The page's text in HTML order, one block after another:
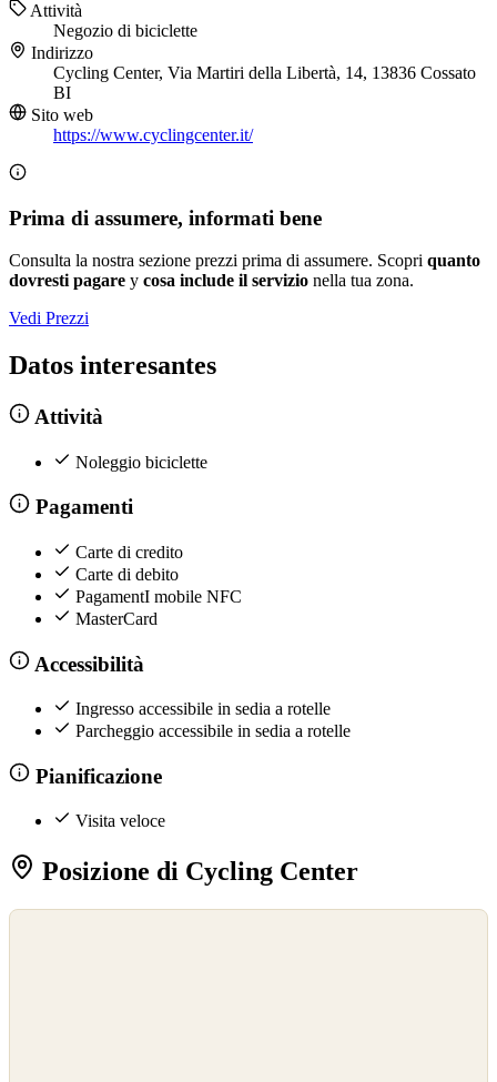
Attività
Negozio di biciclette
Indirizzo
Cycling Center, Via Martiri della Libertà, 14, 13836 Cossato
BI
Sito web
https://www.cyclingcenter.it/
Prima di assumere, informati bene
Consulta la nostra sezione prezzi prima di assumere. Scopri quanto
dovresti pagare y cosa include il servizio nella tua zona.
Vedi Prezzi
Datos interesantes
Attività
Noleggio biciclette
Pagamenti
Carte di credito
Carte di debito
PagamentI mobile NFC
MasterCard
Accessibilità
Ingresso accessibile in sedia a rotelle
Parcheggio accessibile in sedia a rotelle
Pianificazione
Visita veloce
Posizione di Cycling Center